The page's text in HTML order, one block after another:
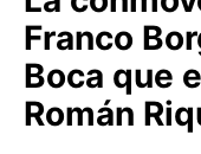
BUENOS AIRES
PROVINCIAS
Franco
Boca que
Román